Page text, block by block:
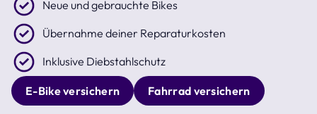
Neue und gebrauchte Bikes
Übernahme deiner Reparaturkosten
Inklusive Diebstahlschutz
E-Bike versichern Fahrrad versichern